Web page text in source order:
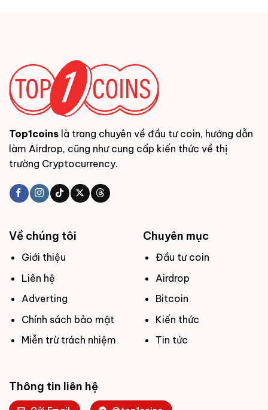
Top1coins là trang chuyên về đầu tư coin, hướng dẫn
làm Airdrop, cũng như cung cấp kiến thức về thị
trường Cryptocurrency.
Về chúng tôi
Giới thiệu
Liên hệ
Adverting
Chính sách bảo mật
Miễn trừ trách nhiệm
Chuyên mục
Đầu tư coin
Airdrop
Bitcoin
Kiến thức
Tin tức
Thông tin liên hệ